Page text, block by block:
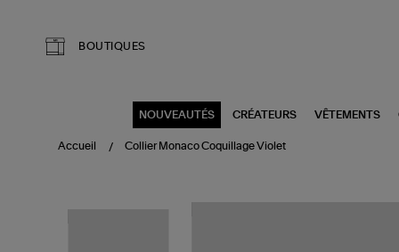
BOUTIQUES
NOUVEAUTÉS CRÉATEURS VÊTEMENTS
Accueil Collier Monaco Coquillage Violet